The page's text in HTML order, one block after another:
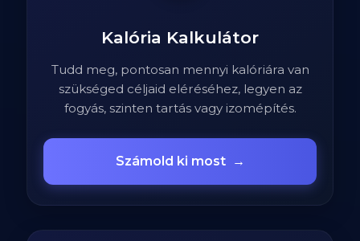
Kalória Kalkulátor
Tudd meg, pontosan mennyi kalóriára van
szükséged céljaid eléréséhez, legyen az
fogyás, szinten tartás vagy izomépítés.
Számold ki most →